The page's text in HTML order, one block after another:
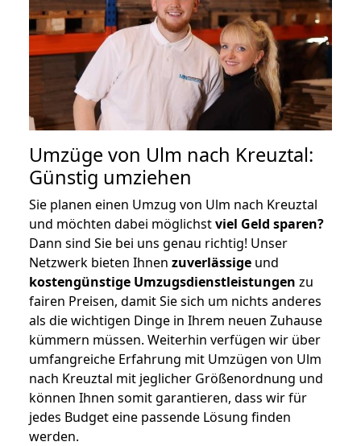
Umzüge von Ulm nach Kreuztal:
Günstig umziehen
Sie planen einen Umzug von Ulm nach Kreuztal
und möchten dabei möglichstviel Geld sparen?
Dann sind Sie bei uns genau richtig! Unser
Netzwerk bieten Ihnen zuverlässige und
kostengünstige Umzugsdienstleistungen zu
fairen Preisen, damit Sie sich um nichts anderes
als die wichtigen Dinge in Ihrem neuen Zuhause
kümmern müssen. Weiterhin verfügen wir über
umfangreiche Erfahrung mit Umzügen von Ulm
nach Kreuztal mit jeglicher Größenordnung und
können Ihnen somit garantieren, dass wir für
jedes Budget eine passende Lösung finden
werden.